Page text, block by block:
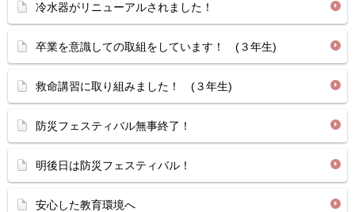
冷水器がリニューアルされました！
卒業を意識しての取組をしています！ (３年生)
救命講習に取り組みました！ (３年生)
防災フェスティバル無事終了！
明後日は防災フェスティバル！
安心した教育環境へ